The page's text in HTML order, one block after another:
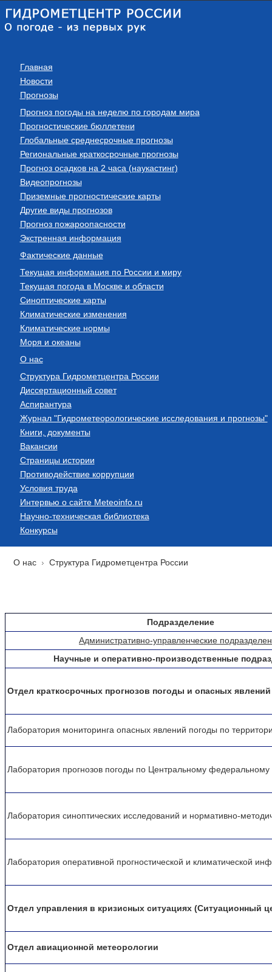
Главная
Новости
Прогнозы
Прогноз погоды на неделю по городам мира
Прогностические бюллетени
Глобальные среднесрочные прогнозы
Региональные краткосрочные прогнозы
Прогноз осадков на 2 часа (наукастинг)
Видеопрогнозы
Приземные прогностические карты
Другие виды прогнозов
Прогноз пожароопасности
Экстренная информация
Фактические данные
Текущая информация по России и миру
Текущая погода в Москве и области
Синоптические карты
Климатические изменения
Климатические нормы
Моря и океаны
О нас
Структура Гидрометцентра России
Диссертационный совет
Аспирантура
Журнал "Гидрометеорологические исследования и прогнозы"
Книги, документы
Вакансии
Страницы истории
Противодействие коррупции
Условия труда
Интервью о сайте Meteoinfo.ru
Научно-техническая библиотека
Конкурсы
О нас Структура Гидрометцентра России
Подразделение
Административно-управленческие
Научные и оперативно-производственные
Отдел краткосрочных прогнозов погоды и опасных явлений
Лаборатория мониторинга опасных явлений погоды по
Лаборатория прогнозов погоды по Центральному федеральному
Лаборатория синоптических исследований и нормативно-
Лаборатория оперативной прогностической и климатической
Отдел управления в кризисных ситуациях (Ситуационный
Отдел авиационной метеорологии